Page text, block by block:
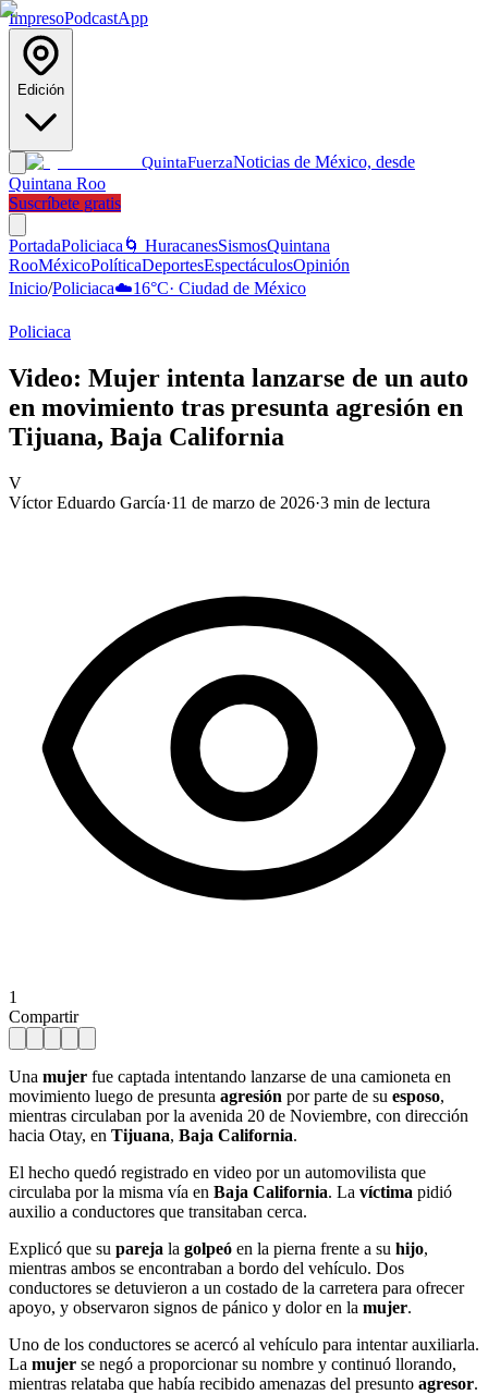
ImpresoPodcastApp
Edición
QuintaFuerzaNoticias de México, desde
Quintana Roo
Suscríbete gratis
PortadaPoliciaca 🌀 HuracanesSismosQuintana
RooMéxicoPolíticaDeportesEspectáculosOpinión
Inicio/Policiaca☁️16°C· Ciudad de México
Policiaca
Video: Mujer intenta lanzarse de un auto
en movimiento tras presunta agresión en
Tijuana, Baja California
V
Víctor Eduardo García·11 de marzo de 2026·3 min de lectura
1
Compartir
Una mujer fue captada intentando lanzarse de una camioneta en
movimiento luego de presunta agresión por parte de su esposo,
mientras circulaban por la avenida 20 de Noviembre, con dirección
hacia Otay, en Tijuana, Baja California.
El hecho quedó registrado en video por un automovilista que
circulaba por la misma vía en Baja California. La víctima pidió
auxilio a conductores que transitaban cerca.
Explicó que su pareja la golpeó en la pierna frente a su hijo,
mientras ambos se encontraban a bordo del vehículo. Dos
conductores se detuvieron a un costado de la carretera para ofrecer
apoyo, y observaron signos de pánico y dolor en la mujer.
Uno de los conductores se acercó al vehículo para intentar auxiliarla.
La mujer se negó a proporcionar su nombre y continuó llorando,
mientras relataba que había recibido amenazas del presunto agresor.